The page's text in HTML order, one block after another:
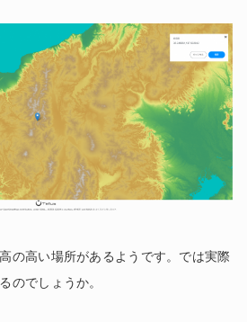
の高い場所があるようです。では実際
のでしょうか。